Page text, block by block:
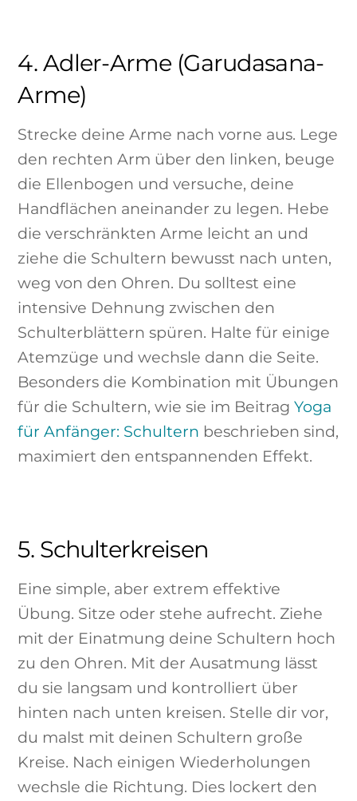
4. Adler-Arme (Garudasana-
Arme)
Strecke deine Arme nach vorne aus. Lege
den rechten Arm über den linken, beuge
die Ellenbogen und versuche, deine
Handflächen aneinander zu legen. Hebe
die verschränkten Arme leicht an und
ziehe die Schultern bewusst nach unten,
weg von den Ohren. Du solltest eine
intensive Dehnung zwischen den
Schulterblättern spüren. Halte für einige
Atemzüge und wechsle dann die Seite.
Besonders die Kombination mit Übungen
für die Schultern, wie sie im BeitragYoga
für Anfänger: Schultern beschrieben sind,
maximiert den entspannenden Effekt.
5. Schulterkreisen
Eine simple, aber extrem effektive
Übung. Sitze oder stehe aufrecht. Ziehe
mit der Einatmung deine Schultern hoch
zu den Ohren. Mit der Ausatmung lässt
du sie langsam und kontrolliert über
hinten nach unten kreisen. Stelle dir vor,
du malst mit deinen Schultern große
Kreise. Nach einigen Wiederholungen
wechsle die Richtung. Dies lockert den